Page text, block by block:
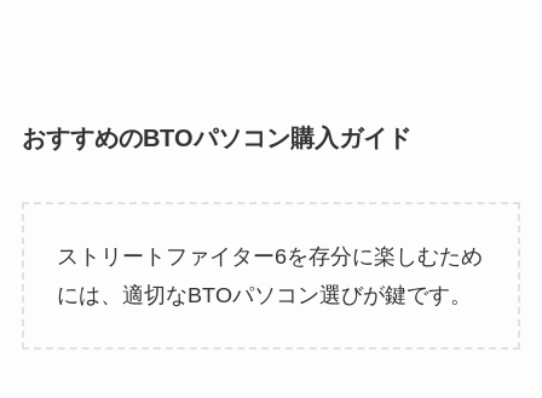
おすすめのBTOパソコン購入ガイド
ストリートファイター6を存分に楽しむため
には、適切なBTOパソコン選びが鍵です。